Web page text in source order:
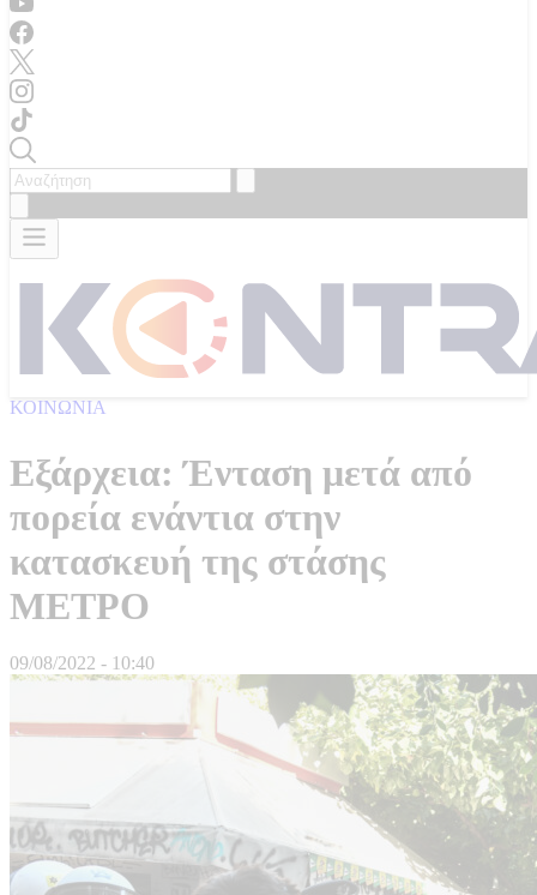
ΚΟΙΝΩΝΙΑ
Εξάρχεια: Ένταση μετά από
πορεία ενάντια στην
κατασκευή της στάσης
ΜΕΤΡΟ
09/08/2022 - 10:40